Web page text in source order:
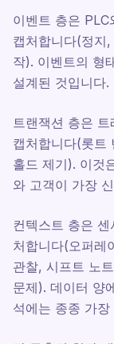
이벤트 층은
캡처합니다(정지
작). 이벤트의 형
설계된 것입니다.
트랜잭션 층은
캡처합니다(롯트
홀드 제기). 이것
와 고객이 가장
컨텍스트 층은
처합니다(오퍼레
관찰, 시프트 노
문제). 데이터 양
석에는 종종 가